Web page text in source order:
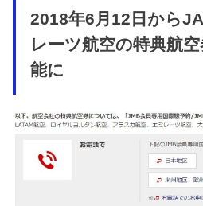
2018年6月12日から
レーツ航空の特典航
能に